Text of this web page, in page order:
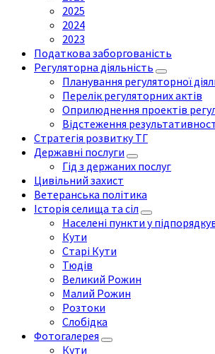
2025
2024
2023
Податкова заборгованість
Регуляторна діяльність
Планування регуляторної
Перелік регуляторних актів
Оприлюднення проектів
Відстеження
Стратегія розвитку ТГ
Державні послуги
Гід з держаних послуг
Цивільний захист
Ветеранська політика
Історія селища та сіл
Населені пункти у
Кути
Старі Кути
Тюдів
Великий Рожин
Малий Рожин
Розтоки
Слобідка
Фотогалерея
Кути